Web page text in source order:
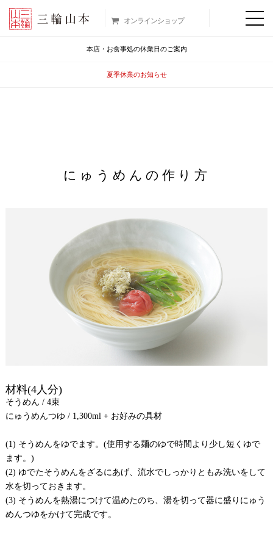
オンラインショップ
本店・お食事処の休業日のご案内
夏季休業のお知らせ
にゅうめんの作り方
材料(4人分)
そうめん / 4束
にゅうめんつゆ / 1,300ml + お好みの具材
(1) そうめんをゆでます。(使用する麺のゆで時間より少し短くゆで
ます。)
(2) ゆでたそうめんをざるにあげ、流水でしっかりともみ洗いをして
水を切っておきます。
(3) そうめんを熱湯につけて温めたのち、湯を切って器に盛りにゅう
めんつゆをかけて完成です。